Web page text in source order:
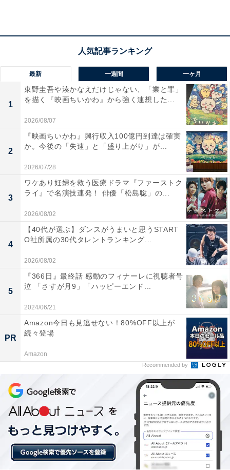
後述する理由もあって若者にはもちろん大人にも届いて
ほしいですし、劇中の季節感（物語の始まりは4月）も
あいまって「爽やかなアツさ」があるため、
本格的に夏
が始まる前の今に見るのもピッタリ
そして、本作には 「劇場で絶対に見逃さないでほしい」
「細田監督作ファンにも全力でおすすめしたい」明確な
理由もあります。さらなる5つの魅力を記すとともに、
細田監督が寄せたコメントにある「俺もそうだったな」
最新 一週間 一ヶ月
1
東野圭吾や湊かなえだけじゃない、「業と罪」
を描く『映画ちいかわ』から強く連想した...
2026/08/07
2
『映画ちいかわ』興行収入100億円到達は確実
か。今後の「失速」と「盛り上がり」が...
2026/07/28
3
ワケあり妊婦を救う医療ドラマ『ファーストク
ライ』で名演技連発！ 俳優「松島聡」の...
2026/08/02
4
【40代が選ぶ】ダンスがうまいと思うSTART
O社所属の30代タレントランキング...
2026/08/02
5
『366日』最終話 感動のフィナーレに視聴者号
泣 「さすが月9」「ハッピーエンド...
2024/06/21
PR
Amazon今日も見逃せない！80%OFF以上が
続々登場
Amazon
Recommended by